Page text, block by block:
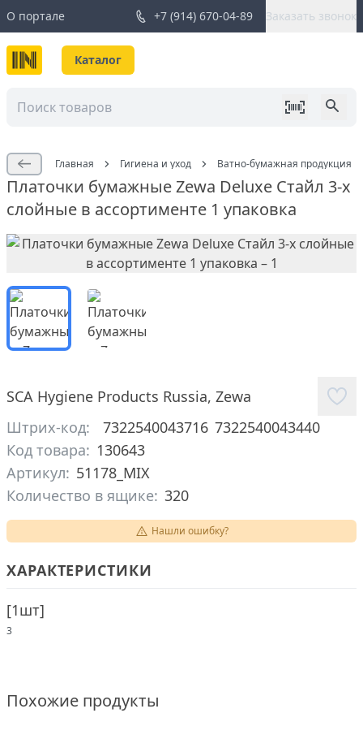
О портале +7 (914) 670-04-89 Заказать звонок
Каталог
Главная Гигиена и уход Ватно-бумажная продукция
Платочки бумажные Zewa Deluxe Стайл 3-x
слойные в ассортименте 1 упаковка
SCA Hygiene Products Russia, Zewa
Штрих-код:
7322540043716 7322540043440
Код товара: 130643
Артикул: 51178_MIX
Количество в ящике: 320
Нашли ошибку?
ХАРАКТЕРИСТИКИ
[1шт]
3
Похожие продукты